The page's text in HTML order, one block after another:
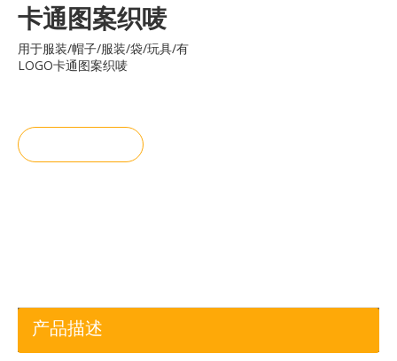
卡通图案织唛
用于服装/帽子/服装/袋/玩具/有
LOGO卡通图案织唛
产品描述